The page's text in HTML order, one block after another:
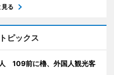
見る
ピックス
109前に櫓、外国人観光客